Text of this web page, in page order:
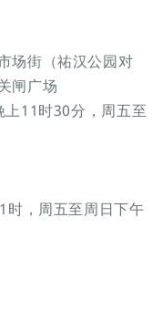
场街（祐汉公园对
闸广场
11时30分，周五至
时，周五至周日下午